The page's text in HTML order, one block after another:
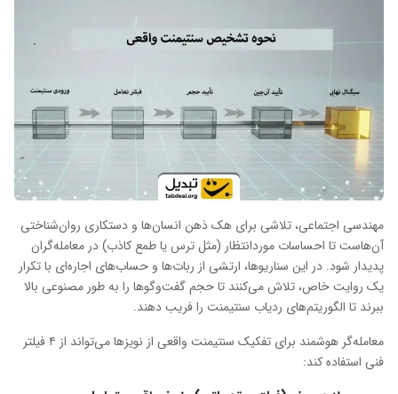
مهندسی اجتماعی، تلاشی برای هک ذهن انسان‌ها و دستکاری روان‌شناختی
آن‌هاست تا احساسات موردانتظار (مثل ترس یا طمع کاذب) در معامله‌گران
پدیدار شود. در این سناریوها، ارتشی از ربات‌ها و حساب‌های اجاره‌ای با تکرار
یک روایت خاص، تلاش می‌کنند تا حجم گفت‌وگوها را به طور مصنوعی بالا
ببرند تا الگوریتم‌های ردیاب سنتیمنت را فریب دهند.
معامله‌گر هوشمند برای تفکیک سنتیمنت واقعی از نویزها می‌تواند از ۴ فیلتر
فنی استفاده کند: